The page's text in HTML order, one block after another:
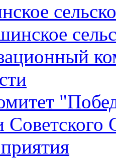
Советского